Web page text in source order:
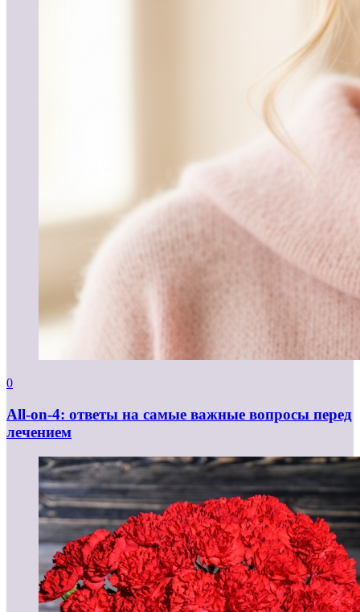
0
All-on-4: ответы на самые важные вопросы перед
лечением